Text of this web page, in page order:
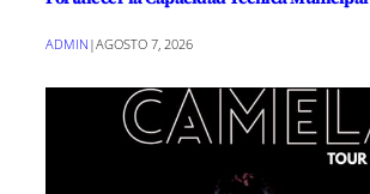
ADMIN |AGOSTO 7, 2026